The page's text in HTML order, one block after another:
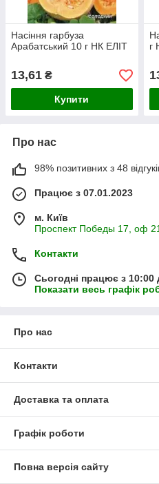
Насіння гарбуза
Арабатський 10 г НК ЕЛІТ
13,61 ₴
Купити
г
Про нас
98% позитивних з 48
Працює з 07.01.2023
м. Київ
Проспект Победы 17, оф
Контакти
Сьогодні працює з 10:00
Показати весь графік
Про нас
Контакти
Доставка та оплата
Графік роботи
Повна версія сайту